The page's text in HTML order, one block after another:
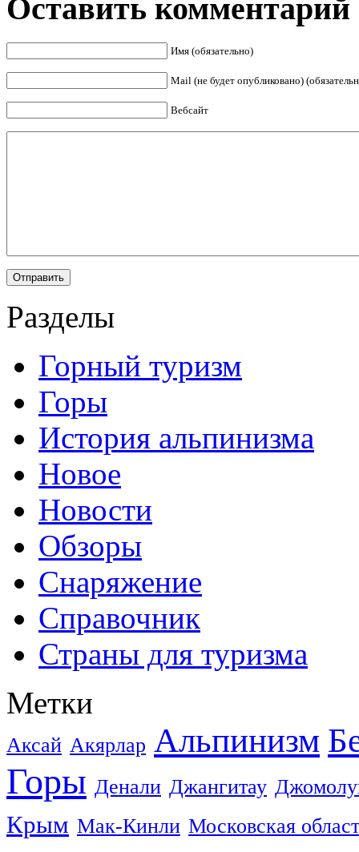
Оставить комментарий
Имя (обязательно)
Mail (не будет опубликовано)
Вебсайт
Разделы
Горный туризм
Горы
История альпинизма
Новое
Новости
Обзоры
Снаряжение
Справочник
Страны для туризма
Метки
Аксай Акярлар Альпинизм
Горы Денали Джангитау
Крым Мак-Кинли Московская